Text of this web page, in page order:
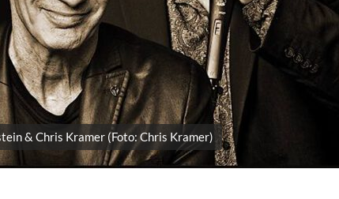
& Chris Kramer (Foto: Chris Kramer)